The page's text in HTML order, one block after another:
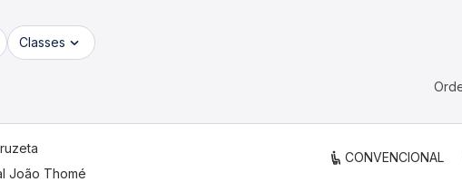
Classes
João Thomé
CONVENCIONAL